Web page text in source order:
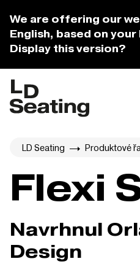
We are offering our
English, based on
Display this version?
LD Seating Produktové
Flexi
Navrhnul
Design